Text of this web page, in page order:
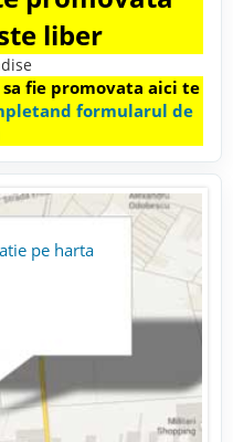
liber
fie promovata aici te
formularul de
pe harta